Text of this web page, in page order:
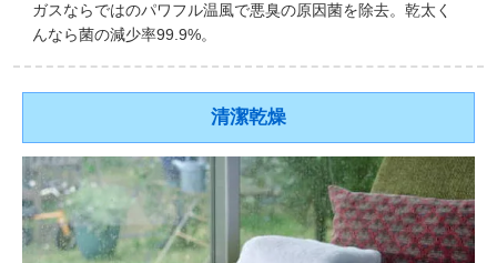
ガスならではのパワフル温風で悪臭の原因菌を除去。乾太く
んなら菌の減少率99.9%。
清潔乾燥